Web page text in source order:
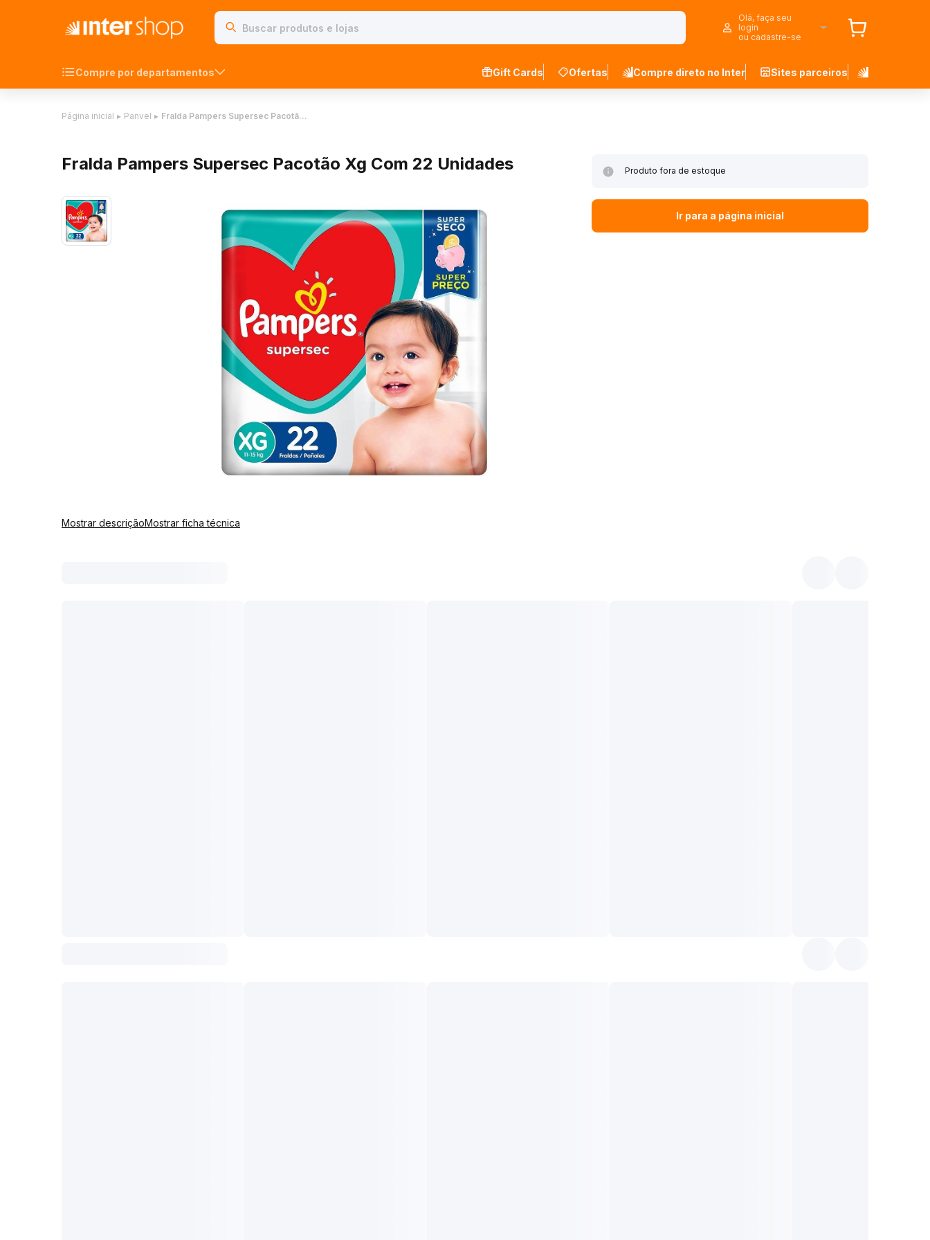
Olá, faça seu
login
ou cadastre-se
Compre por departamentos Gift Cards Ofertas Compre direto no Inter Sites parceiros
Página inicial ▸ Panvel ▸ Fralda Pampers Supersec Pacotã…
Fralda Pampers Supersec Pacotão Xg Com 22 Unidades
Mostrar descriçãoMostrar ficha técnica
Produto fora de estoque
Ir para a página inicial